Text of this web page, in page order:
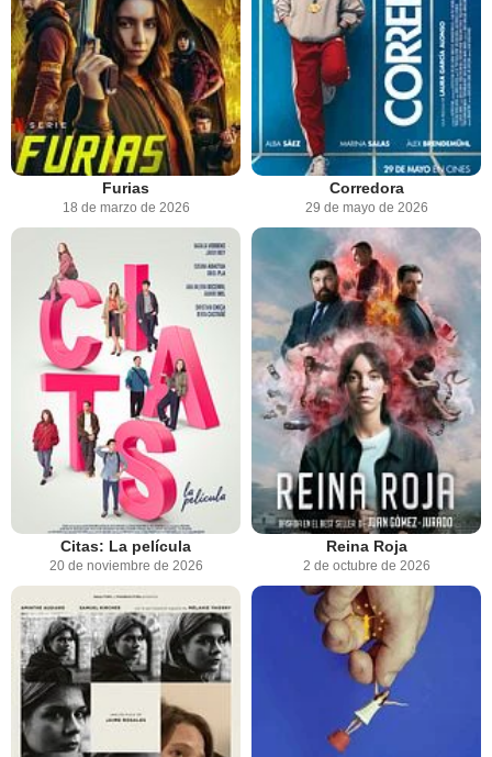
Furias
18 de marzo de 2026
Corredora
29 de mayo de 2026
Citas: La película
20 de noviembre de 2026
Reina Roja
2 de octubre de 2026